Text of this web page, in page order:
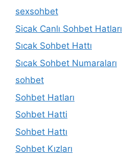
sexsohbet
Sicak Canlı Sohbet Hatları
Sıcak Sohbet Hattı
Sıcak Sohbet Numaraları
sohbet
Sohbet Hatları
Sohbet Hatti
Sohbet Hattı
Sohbet Kızları